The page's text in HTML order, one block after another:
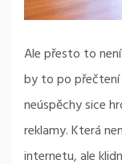
Ale přesto to
by to po
neúspěchy sice
reklamy. Která
internetu, ale